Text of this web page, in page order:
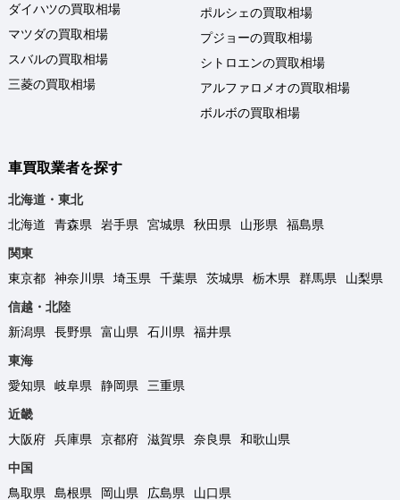
ダイハツの買取相場
マツダの買取相場
スバルの買取相場
三菱の買取相場
ポルシェの買取相場
プジョーの買取相場
シトロエンの買取相場
アルファロメオの買取相場
ボルボの買取相場
車買取業者を探す
北海道・東北
北海道
青森県 岩手県 宮城県 秋田県 山形県
福島県
関東
東京都
神奈川県 埼玉県 千葉県 茨城県 栃木県 群馬県
山梨県
信越・北陸
新潟県
長野県 富山県 石川県
福井県
東海
愛知県
岐阜県 静岡県
三重県
近畿
大阪府
兵庫県 京都府 滋賀県 奈良県
和歌山県
中国
鳥取県
島根県 岡山県 広島県
山口県